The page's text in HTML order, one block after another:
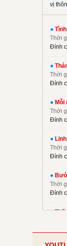
Kim
La
M.
Mai
Mi
P.
✦
✦
vị
●
Thời
Đính
●
Thời
Đính
● Mỗi
Thời
Đính
●
Thời
Đính
●
Thời
Đính
●Thế